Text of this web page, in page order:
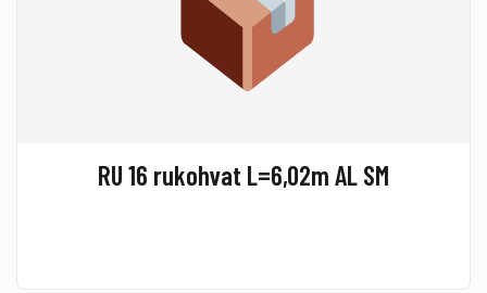
RU 16 rukohvat L=6,02m AL SM